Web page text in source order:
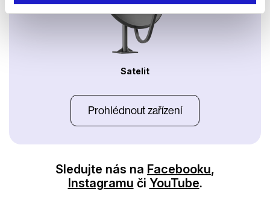
Satelit
Prohlédnout zařízení
Sledujte nás na Facebooku,
Instagramu či YouTube.